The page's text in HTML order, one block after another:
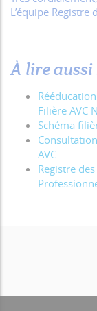
L’équipe Registre
À lire aussi
Filière AVC
Schéma
AVC
Registre